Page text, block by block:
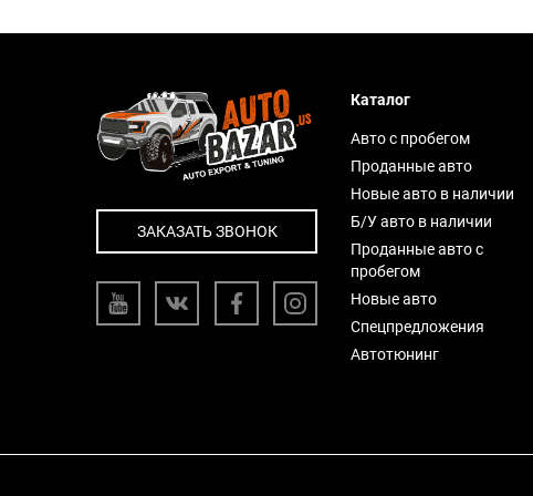
ЗАКАЗАТЬ ЗВОНОК
Каталог
Авто с пробегом
Проданные авто
Новые авто в наличии
Б/У авто в наличии
Проданные авто с
пробегом
Новые авто
Спецпредложения
Автотюнинг